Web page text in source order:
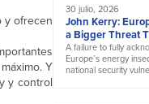
y ofrecen
Y
y control
30 julio, 2026
John Kerry:
a Bigger Threat
A failure to fully
Europe’s energy
national security